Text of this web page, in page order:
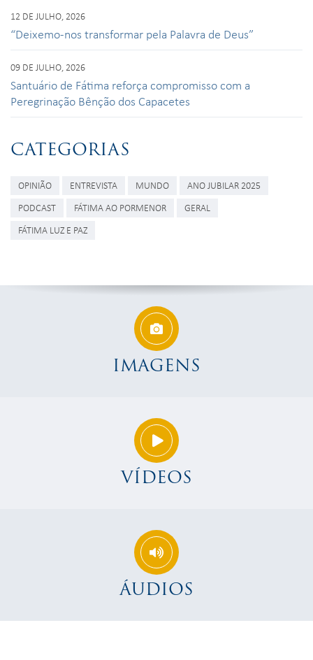
12 DE JULHO, 2026
“Deixemo-nos transformar pela Palavra de Deus”
09 DE JULHO, 2026
Santuário de Fátima reforça compromisso com a
Peregrinação Bênção dos Capacetes
CATEGORIAS
OPINIÃO ENTREVISTA MUNDO
ANO JUBILAR 2025
PODCAST
FÁTIMA AO PORMENOR
GERAL
FÁTIMA LUZ E PAZ
IMAGENS
VÍDEOS
ÁUDIOS